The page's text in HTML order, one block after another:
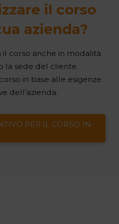
il corso
azienda?
corso anche in modalità
la sede del cliente.
in base alle esigenze
dell’azienda.
PER IL CORSO IN-